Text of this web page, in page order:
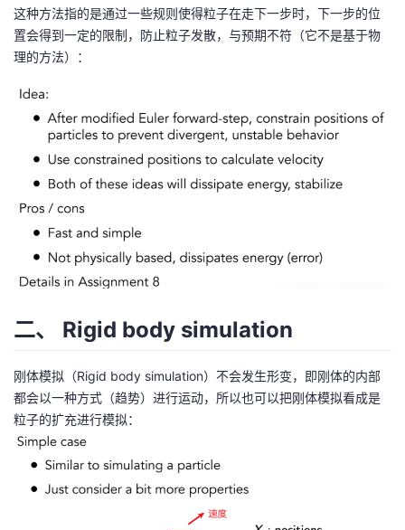
^
{
ig
这种方法指的是通过一些规则使得粒子在走下一步时，下一步的位
置会得到一定的限制，防止粒子发散，与预期不符（它不是基于物
理的方法）：
二、 Rigid body simulation
刚体模拟（Rigid body simulation）不会发生形变，即刚体的内部
都会以一种方式（趋势）进行运动，所以也可以把刚体模拟看成是
粒子的扩充进行模拟：